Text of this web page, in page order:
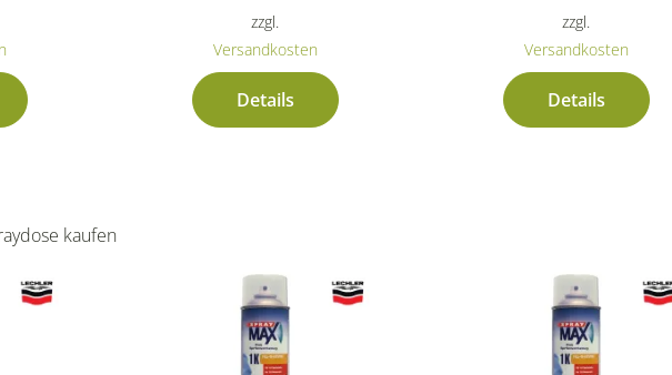
zzgl.
Versandkosten
Details
zzgl.
Versandkosten
Details
kaufen